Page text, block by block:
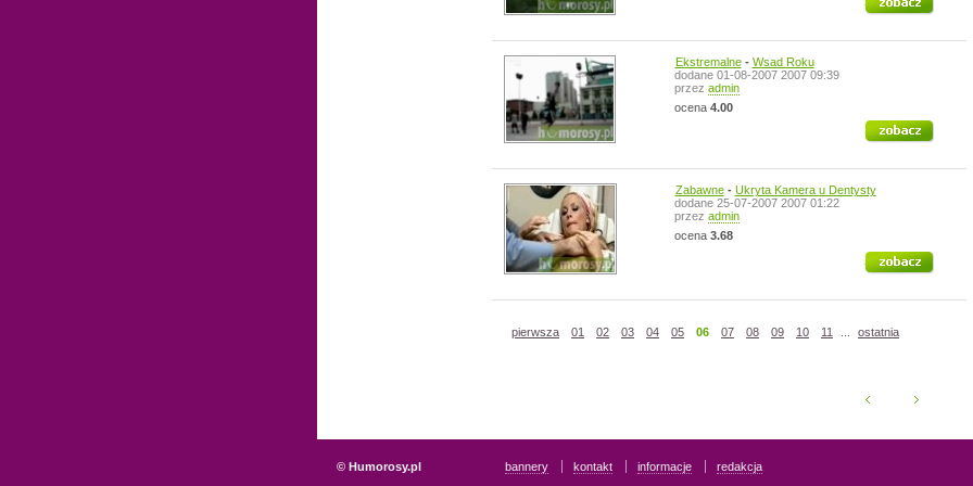
Ekstremalne- Wsad Roku
dodane 01-08-2007 2007 09:39
przez admin
ocena 4.00
zobacz
Zabawne- Ukryta Kamera u Dentysty
dodane 25-07-2007 2007 01:22
przez admin
ocena 3.68
zobacz
pierwsza 01 02 03 04 05 06 07 08 09 10 11 ostatnia
© Humorosy.pl bannery kontakt informacje redakcja